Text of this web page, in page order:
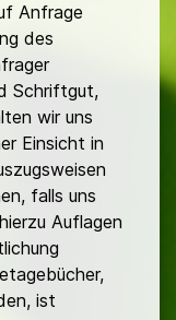
Anfrage
des
Schriftgut,
wir uns
Einsicht in
falls uns
Auflagen
ist